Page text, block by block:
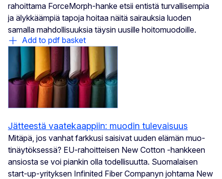
rahoittama ForceMorph-hanke etsii entistä turvallisempia
ja älykkäämpiä tapoja hoitaa näitä sairauksia luoden
samalla mahdollisuuksia täysin uusille hoitomuodoille.
Add to pdf basket
Jätteestä vaatekaappiin: muodin tulevaisuus
Mitäpä, jos vanhat farkkusi saisivat uuden elämän muo-
tinäytöksessä? EU-rahoitteisen New Cotton -hankkeen
ansiosta se voi piankin olla todellisuutta. Suomalaisen
start-up-yrityksen Infinited Fiber Companyn johtama New